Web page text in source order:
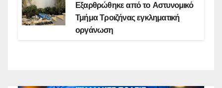
Εξαρθρώθηκε από το Αστυνομικό
Τμήμα Τροιζήνας εγκληματική
οργάνωση